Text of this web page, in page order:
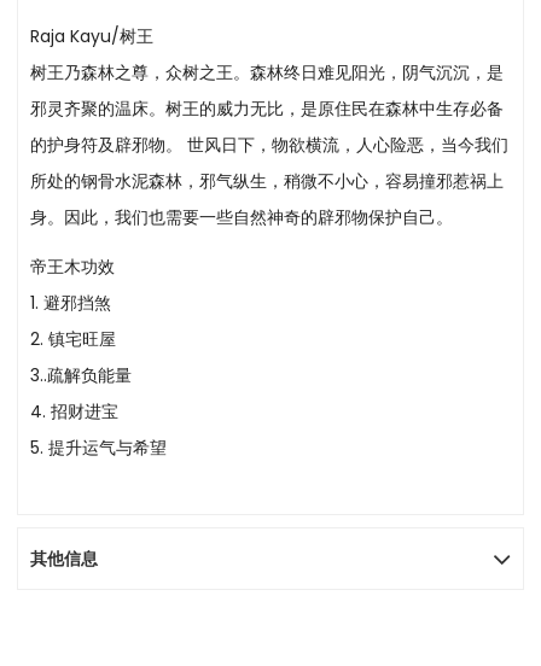
Raja Kayu/树王
树王乃森林之尊，众树之王。森林终日难见阳光，阴气沉沉，是
邪灵齐聚的温床。树王的威力无比，是原住民在森林中生存必备
的护身符及辟邪物。 世风日下，物欲横流，人心险恶，当今我们
所处的钢骨水泥森林，邪气纵生，稍微不小心，容易撞邪惹祸上
身。因此，我们也需要一些自然神奇的辟邪物保护自己。
帝王木功效
1. 避邪挡煞
2. 镇宅旺屋
3..疏解负能量
4. 招财进宝
5. 提升运气与希望
其他信息